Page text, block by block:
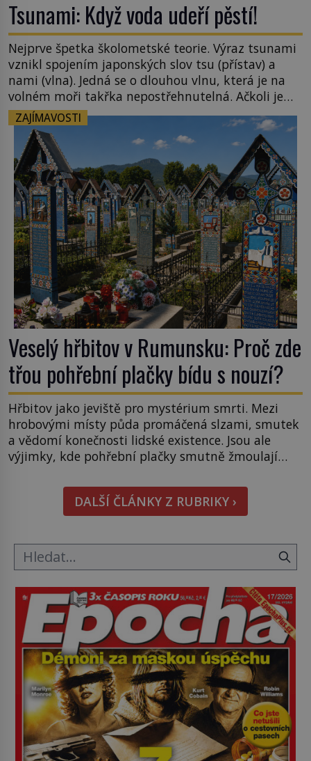
Tsunami: Když voda udeří pěstí!
Nejprve špetka školometské teorie. Výraz tsunami
vznikl spojením japonských slov tsu (přístav) a
nami (vlna). Jedná se o dlouhou vlnu, která je na
volném moři takřka nepostřehnutelná. Ačkoli je
vlnová délka tsunami i 300 kilometrů, výška vlny
na volném moři je maximálně 1,5 metru. Máme se
podobné obří vlny obávat i v Evropě? Vznik
tsunami si […]
ZAJÍMAVOSTI
Veselý hřbitov v Rumunsku: Proč zde
třou pohřební plačky bídu s nouzí?
Hřbitov jako jeviště pro mystérium smrti. Mezi
hrobovými místy půda promáčená slzami, smutek
a vědomí konečnosti lidské existence. Jsou ale
výjimky, kde pohřební plačky smutně žmoulají
pohledu na výši vyměřené podpory
v nezaměstnanosti. Kam vás pozveme? Unikátní
hřbitov, který si vysloužil název „Veselý“, najdeme
DALŠÍ ČLÁNKY Z RUBRIKY ›